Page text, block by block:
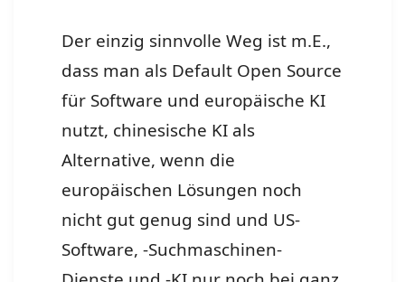
Der einzig sinnvolle Weg ist m.E.,
dass man als Default Open Source
für Software und europäische KI
nutzt, chinesische KI als
Alternative, wenn die
europäischen Lösungen noch
nicht gut genug sind und US-
Software, -Suchmaschinen-